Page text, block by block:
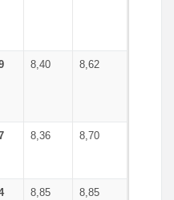
8,40 8,62
8,36 8,70
8,85 8,85